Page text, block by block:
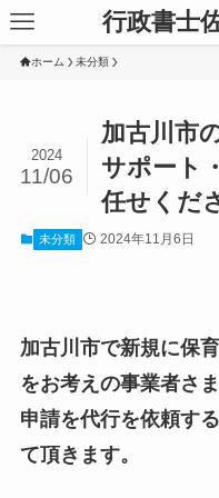
行政書士
ホーム 未分類
加古川市
サポート
任せくだ
2024
11/06
未分類 2024年11月6日
加古川市で新規に保
をお考えの事業者さ
申請を代行を依頼す
て頂きます。